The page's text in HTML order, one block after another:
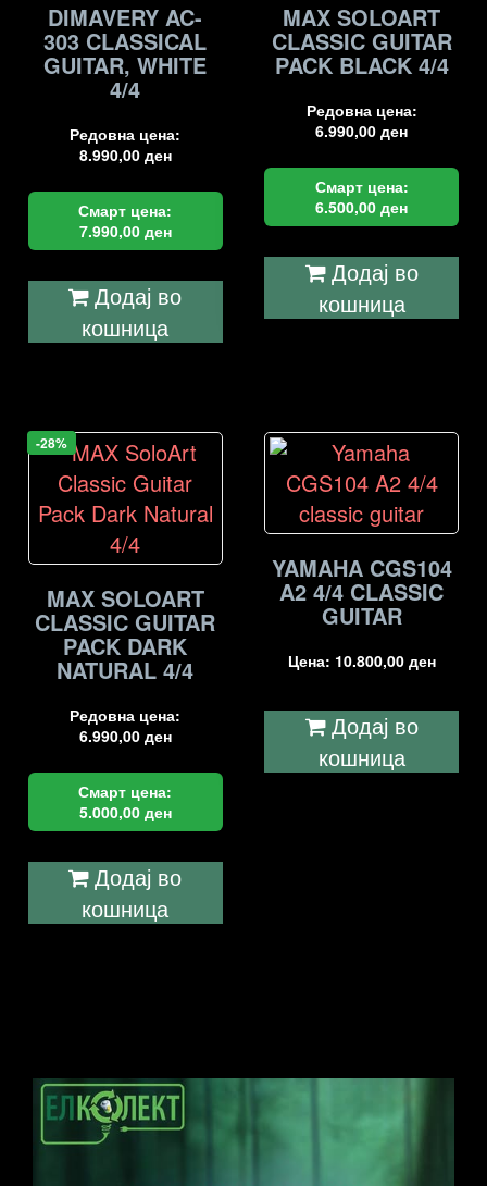
DIMAVERY AC-
303 CLASSICAL
GUITAR, WHITE
4/4
Редовна цена:
8.990,00 ден
Смарт цена:
7.990,00 ден
Додај во
кошница
MAX SOLOART
CLASSIC GUITAR
PACK BLACK 4/4
Редовна цена:
6.990,00ден
Смарт цена:
6.500,00ден
Додај во
кошница
-28%
MAX SOLOART
CLASSIC GUITAR
PACK DARK
NATURAL 4/4
Редовна цена:
6.990,00 ден
Смарт цена:
5.000,00 ден
Додај во
кошница
YAMAHA CGS104
A2 4/4 CLASSIC
GUITAR
Цена: 10.800,00 ден
Додај во
кошница